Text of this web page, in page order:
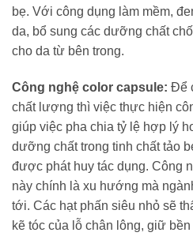
bẹ. Với công dụng làm mềm,
da, bổ sung các dưỡng chất
cho da từ bên trong.
Công nghệ color capsule: Để
chất lượng thì việc thực hiện
giúp việc pha chia tỷ lệ hợp lý
dưỡng chất trong tinh chất tảo
được phát huy tác dụng. Công
này chính là xu hướng mà
tới. Các hạt phấn siêu nhỏ sẽ
kẽ tóc của lỗ chân lông, giữ